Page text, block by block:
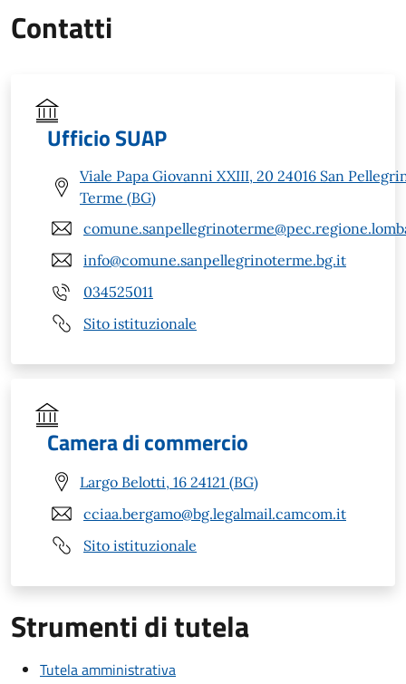
Contatti
Ufficio SUAP
Viale Papa Giovanni XXIII, 20 24016 San
Terme (BG)
info@comune.sanpellegrinoterme.bg.it
034525011
Sito istituzionale
Camera di commercio
Largo Belotti, 16 24121 (BG)
cciaa.bergamo@bg.legalmail.camcom.it
Sito istituzionale
Strumenti di tutela
Tutela amministrativa